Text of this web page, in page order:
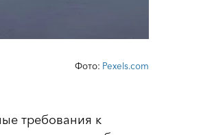
Фото: Pexels.com
требования к